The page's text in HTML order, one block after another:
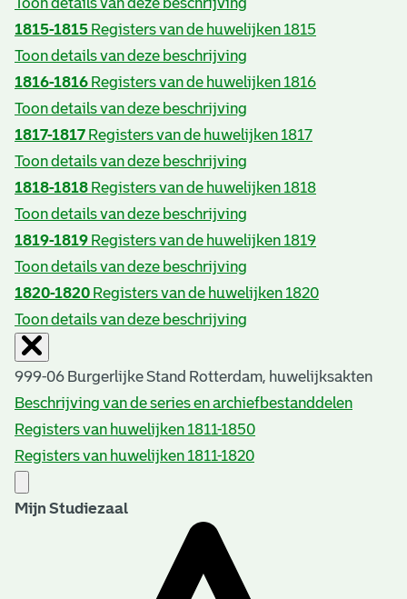
1815-1815 Registers van de huwelijken 1815
Toon details van deze beschrijving
1816-1816 Registers van de huwelijken 1816
Toon details van deze beschrijving
1817-1817 Registers van de huwelijken 1817
Toon details van deze beschrijving
1818-1818 Registers van de huwelijken 1818
Toon details van deze beschrijving
1819-1819 Registers van de huwelijken 1819
Toon details van deze beschrijving
1820-1820 Registers van de huwelijken 1820
Toon details van deze beschrijving
999-06 Burgerlijke Stand Rotterdam, huwelijksakten
Beschrijving van de series en archiefbestanddelen
Registers van huwelijken 1811-1850
Registers van huwelijken 1811-1820
Mijn Studiezaal